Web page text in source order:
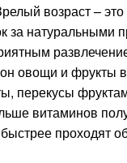
возраст –
за натуральными
овощи и фрукты
перекусы
витаминов
проходят